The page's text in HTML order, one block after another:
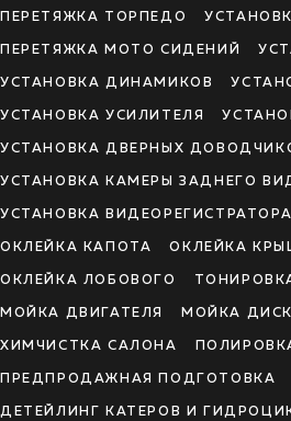
ПЕРЕТЯЖКА ТОРПЕДО
ПЕРЕТЯЖКА МОТО СИДЕНИЙ
УСТАНОВКА ДИНАМИКОВ
УСТАНОВКА УСИЛИТЕЛЯ
УСТАНОВКА ДВЕРНЫХ
УСТАНОВКА КАМЕРЫ ЗАДНЕГО
УСТАНОВКА ВИДЕОРЕГИСТРАТОРА
ОКЛЕЙКА КАПОТА ОКЛЕЙКА
ОКЛЕЙКА ЛОБОВОГО
МОЙКА ДВИГАТЕЛЯ МОЙКА
ХИМЧИСТКА САЛОНА
ПРЕДПРОДАЖНАЯ ПОДГОТОВКА
ДЕТЕЙЛИНГ КАТЕРОВ И